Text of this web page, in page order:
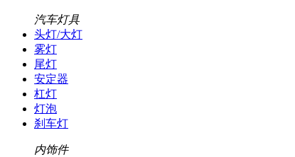
汽车灯具
头灯/大灯
雾灯
尾灯
安定器
杠灯
灯泡
刹车灯
内饰件